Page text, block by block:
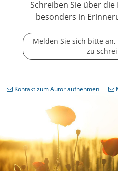
Schreiben Sie über
besonders in
Melden Sie sich bitte
zu
Kontakt zum Autor aufnehmen